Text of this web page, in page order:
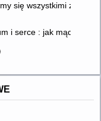
polskiego : edukacja
się wszystkimi
big business a życie
i serce : jak mądrzy
wspierać osoby w